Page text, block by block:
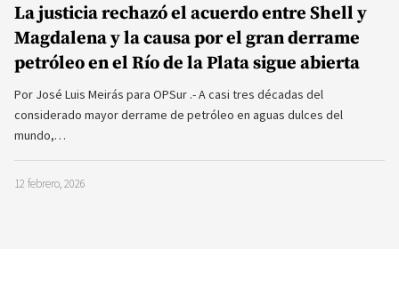
La justicia rechazó el acuerdo entre Shell y
Magdalena y la causa por el gran derrame
petróleo en el Río de la Plata sigue abierta
Por José Luis Meirás para OPSur .- A casi tres décadas del
considerado mayor derrame de petróleo en aguas dulces del
mundo,…
12 febrero, 2026